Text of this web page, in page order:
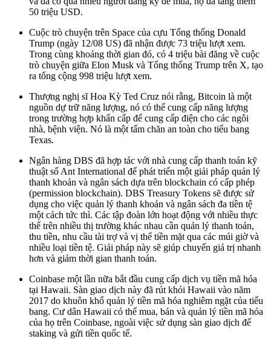
50 triệu USD.
Cuộc trò chuyện trên Space của cựu Tổng thống Donald
Trump (ngày 12/08 US) đã nhận được 73 triệu lượt xem.
Trong cùng khoảng thời gian đó, có 4 triệu bài đăng về cuộc
trò chuyện giữa Elon Musk và Tổng thống Trump trên X, tạo
ra tổng cộng 998 triệu lượt xem.
Thượng nghị sĩ Hoa Kỳ Ted Cruz nói rằng, Bitcoin là một
nguồn dự trữ năng lượng, nó có thể cung cấp năng lượng
trong trường hợp khẩn cấp để cung cấp điện cho các ngôi
nhà, bệnh viện. Nó là một tấm chăn an toàn cho tiểu bang
Texas.
Ngân hàng DBS đã hợp tác với nhà cung cấp thanh toán kỹ
thuật số Ant International để phát triển một giải pháp quản lý
thanh khoản và ngân sách dựa trên blockchain có cấp phép
(permission blockchain). DBS Treasury Tokens sẽ được sử
dụng cho việc quản lý thanh khoản và ngân sách đa tiền tệ
một cách tức thì. Các tập đoàn lớn hoạt động với nhiều thực
thể trên nhiều thị trường khác nhau cần quản lý thanh toán,
thu tiền, nhu cầu tài trợ và vị thế tiền mặt qua các múi giờ và
nhiều loại tiền tệ. Giải pháp này sẽ giúp chuyển giá trị nhanh
hơn và giảm thời gian thanh toán.
Coinbase một lần nữa bắt đầu cung cấp dịch vụ tiền mã hóa
tại Hawaii. Sàn giao dịch này đã rút khỏi Hawaii vào năm
2017 do khuôn khổ quản lý tiền mã hóa nghiêm ngặt của tiểu
bang. Cư dân Hawaii có thể mua, bán và quản lý tiền mã hóa
của họ trên Coinbase, ngoài việc sử dụng sàn giao dịch để
staking và gửi tiền quốc tế.